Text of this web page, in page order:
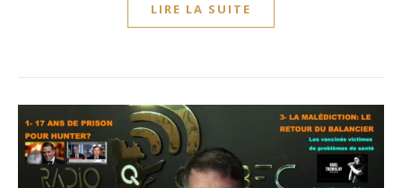
LIRE LA SUITE